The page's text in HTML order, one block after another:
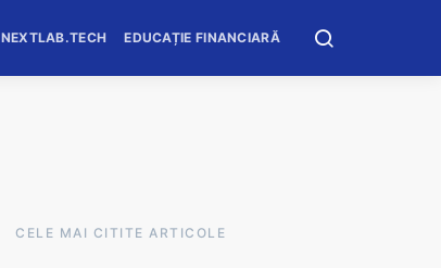
NEXTLAB.TECH EDUCAȚIE FINANCIARĂ
CELE MAI CITITE ARTICOLE